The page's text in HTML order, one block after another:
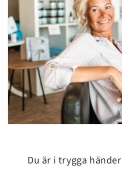
Du är i trygga händer